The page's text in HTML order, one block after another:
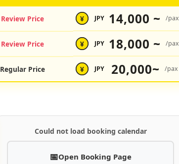
Review Price ¥ JPY 14,000 ~ /pax
Review Price ¥ JPY 18,000 ~ /pax
Regular Price ¥ JPY 20,000~ /pax
Could not load booking calendar
Open Booking Page